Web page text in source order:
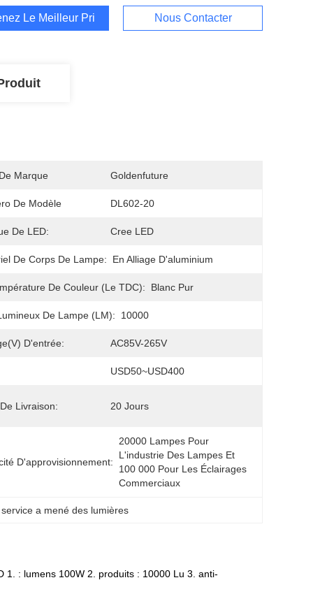
Le Meilleur Prix Nous Contacter
Marque Goldenfuture
De Modèle DL602-20
De LED: Cree LED
De Corps De Lampe: En Alliage D'aluminium
De Couleur (le TDC): Blanc Pur
De Lampe (LM): 10000
D'entrée: AC85V-265V
USD50~USD400
Livraison: 20 Jours
D'approvisionnement:
20000 Lampes Pour
L'industrie Des Lampes Et
100 000 Pour Les Éclairages
Commerciaux
a mené des lumières
1. : lumens 100W 2. produits : 10000 Lu 3. anti-